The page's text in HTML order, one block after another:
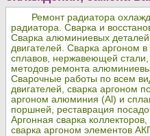
Ремонт радиатора
радиатора. Сварка и
Сварка алюминиевых
двигателей. Сварка аргоном
сплавов, нержавеющей
методов ремонта
Сварочные работы по всем
двигателей, сварка аргоном
аргоном алюминия (Al) и
поршней, реставрация
Аргонная сварка
сварка аргоном элементов